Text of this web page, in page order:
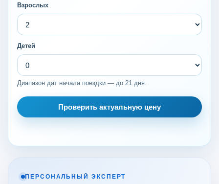
Взрослых
Детей
Диапазон дат начала поездки — до 21 дня.
Проверить актуальную цену
ПЕРСОНАЛЬНЫЙ ЭКСПЕРТ